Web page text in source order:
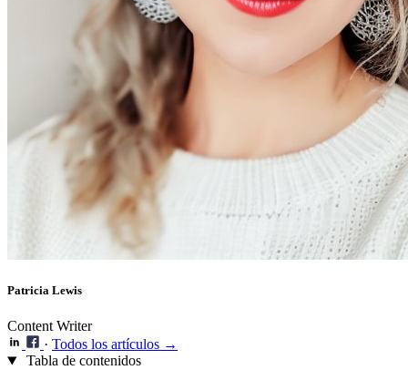
Patricia Lewis
Content Writer
· Todos los artículos →
Tabla de contenidos